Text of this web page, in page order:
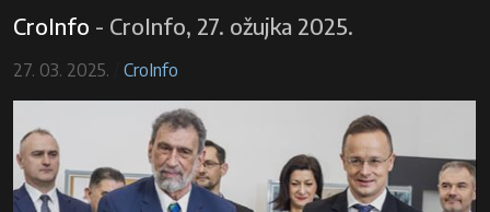
CroInfo - CroInfo, 27. ožujka 2025.
27. 03. 2025. CroInfo